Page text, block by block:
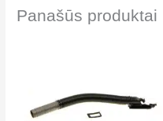
Ariete 4207/1
00P420710AR0
00P420720AR0
Panašūs produktai